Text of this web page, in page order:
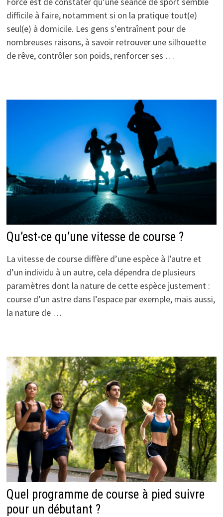
difficile à faire, notamment si on la pratique tout(e)
seul(e) à domicile. Les gens s’entraînent pour de
nombreuses raisons, à savoir retrouver une silhouette
de rêve, contrôler son poids, renforcer ses …
Qu’est-ce qu’une vitesse de course ?
La vitesse de course diffère d’une espèce à l’autre et
d’un individu à un autre, cela dépendra de plusieurs
paramètres dont la nature de cette espèce justement :
course d’un astre dans l’espace par exemple, mais aussi,
la nature de …
Quel programme de course à pied suivre
pour un débutant ?